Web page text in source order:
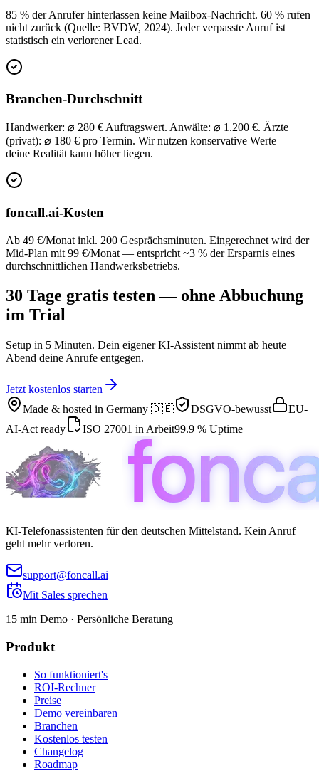
85 % der Anrufer hinterlassen keine Mailbox-Nachricht. 60 % rufen
nicht zurück (Quelle: BVDW, 2024). Jeder verpasste Anruf ist
statistisch ein verlorener Lead.
Branchen-Durchschnitt
Handwerker: ⌀ 280 € Auftragswert. Anwälte: ⌀ 1.200 €. Ärzte
(privat): ⌀ 180 € pro Termin. Wir nutzen konservative Werte —
deine Realität kann höher liegen.
foncall.ai-Kosten
Ab 49 €/Monat inkl. 200 Gesprächs­minuten. Eingerechnet wird der
Mid-Plan mit 99 €/Monat — entspricht ~3 % der Ersparnis eines
durchschnittlichen Handwerksbetriebs.
30 Tage gratis testen — ohne Abbuchung
im Trial
Setup in 5 Minuten. Dein eigener KI-Assistent nimmt ab heute
Abend deine Anrufe entgegen.
Jetzt kostenlos starten
Made & hosted in Germany 🇩🇪 DSGVO-bewusst
EU-
AI-Act ready
ISO 27001 in Arbeit99.9 % Uptime
KI-Telefonassistenten für den deutschen Mittelstand. Kein Anruf
geht mehr verloren.
support@foncall.ai
Mit Sales sprechen
15 min Demo · Persönliche Beratung
Produkt
So funktioniert's
ROI-Rechner
Preise
Demo vereinbaren
Branchen
Kostenlos testen
Changelog
Roadmap